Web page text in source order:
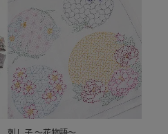
刺し子 ～花物語～